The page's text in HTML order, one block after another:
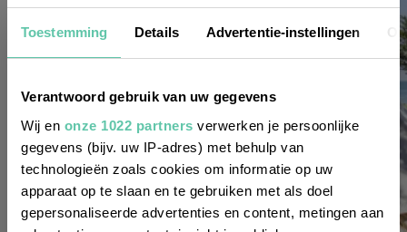
Toestemming Details Advertentie-instellingen
Verantwoord gebruik van uw gegevens
Wij en onze 1022 partners verwerken je persoonlijke
gegevens (bijv. uw IP-adres) met behulp van
technologieën zoals cookies om informatie op uw
apparaat op te slaan en te gebruiken met als doel
gepersonaliseerde advertenties en content, metingen aan
Nieuwsbrief
Wil je altijd als eerste op de hoogte zijn
van de laatste nieuwtjes, leuke adressen
en inspirerende tips voor Frankrijk? Meld
je dan aan voor onze 2-wekelijkse
nieuwsbrief. Zo gedaan!